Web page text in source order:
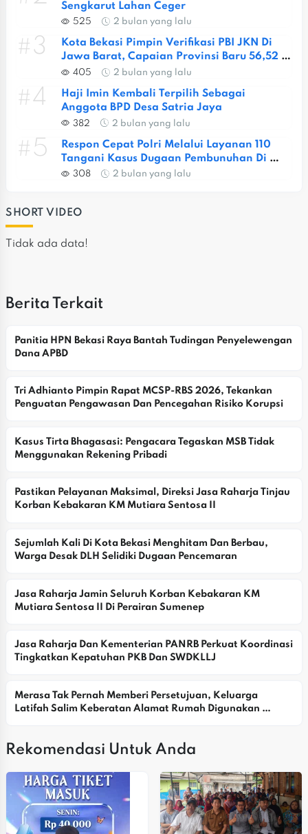
Sengkarut Lahan Ceger
525 2 bulan yang lalu
#3
Kota Bekasi Pimpin Verifikasi PBI JKN Di
Jawa Barat, Capaian Provinsi Baru 56,52
Persen
405 2 bulan yang lalu
#4
Haji Imin Kembali Terpilih Sebagai
Anggota BPD Desa Satria Jaya
382 2 bulan yang lalu
#5
Respon Cepat Polri Melalui Layanan 110
Tangani Kasus Dugaan Pembunuhan Di
Jatiasih
308 2 bulan yang lalu
SHORT VIDEO
Tidak ada data!
Berita Terkait
Panitia HPN Bekasi Raya Bantah Tudingan Penyelewengan
Dana APBD
Tri Adhianto Pimpin Rapat MCSP-RBS 2026, Tekankan
Penguatan Pengawasan Dan Pencegahan Risiko Korupsi
Kasus Tirta Bhagasasi: Pengacara Tegaskan MSB Tidak
Menggunakan Rekening Pribadi
Pastikan Pelayanan Maksimal, Direksi Jasa Raharja Tinjau
Korban Kebakaran KM Mutiara Sentosa II
Sejumlah Kali Di Kota Bekasi Menghitam Dan Berbau,
Warga Desak DLH Selidiki Dugaan Pencemaran
Jasa Raharja Jamin Seluruh Korban Kebakaran KM
Mutiara Sentosa II Di Perairan Sumenep
Jasa Raharja Dan Kementerian PANRB Perkuat Koordinasi
Tingkatkan Kepatuhan PKB Dan SWDKLLJ
Merasa Tak Pernah Memberi Persetujuan, Keluarga
Latifah Salim Keberatan Alamat Rumah Digunakan
Rekomendasi Untuk Anda